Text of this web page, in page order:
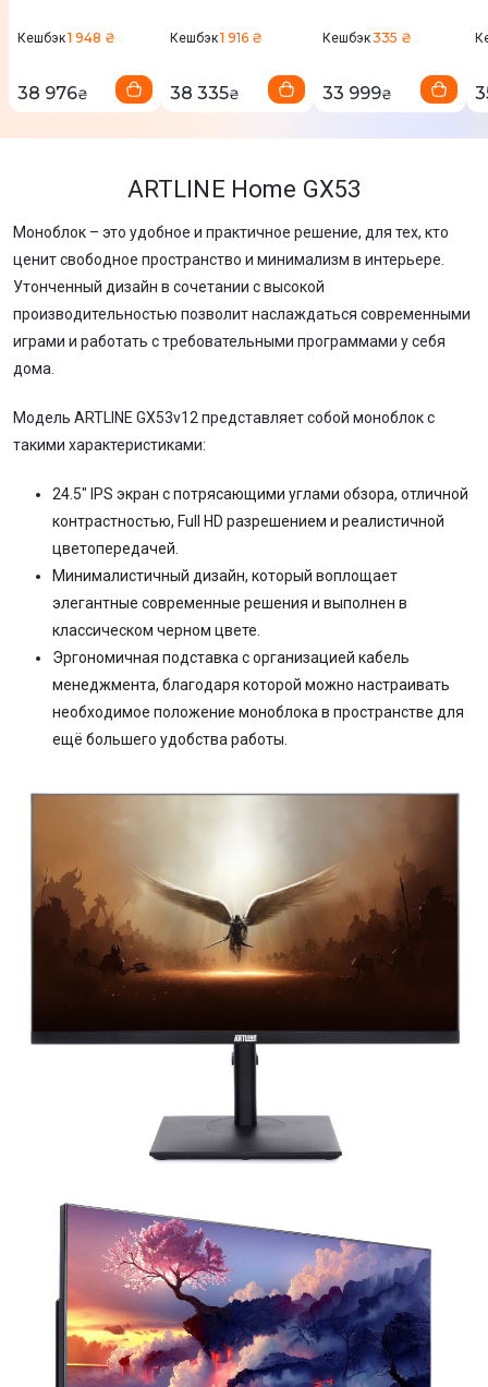
Кешбэк1 948 ₴
38 976₴
Кешбэк1 916 ₴
38 335₴
Кешбэк335 ₴
33 999₴
ARTLINE Home GX53
Моноблок – это удобное и практичное решение, для тех, кто
ценит свободное пространство и минимализм в интерьере.
Утонченный дизайн в сочетании с высокой
производительностью позволит наслаждаться современными
играми и работать с требовательными программами у себя
дома.
Модель ARTLINE GX53v12 представляет собой моноблок с
такими характеристиками:
24.5" IPS экран с потрясающими углами обзора, отличной
контрастностью, Full HD разрешением и реалистичной
цветопередачей.
Минималистичный дизайн, который воплощает
элегантные современные решения и выполнен в
классическом черном цвете.
Эргономичная подставка с организацией кабель
менеджмента, благодаря которой можно настраивать
необходимое положение моноблока в пространстве для
ещё большего удобства работы.